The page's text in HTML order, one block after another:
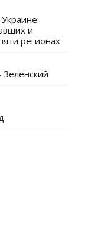
и
регионах